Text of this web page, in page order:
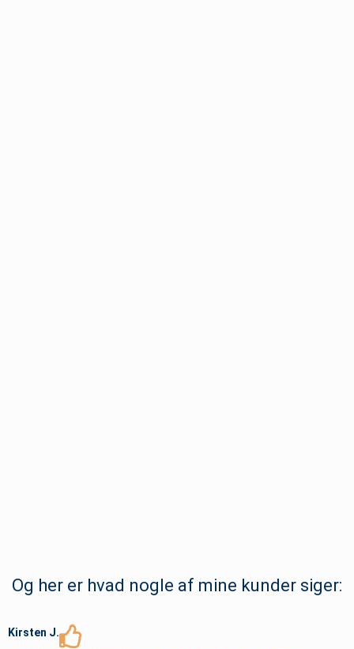
Og her er hvad nogle af mine kunder siger:
Kirsten J.